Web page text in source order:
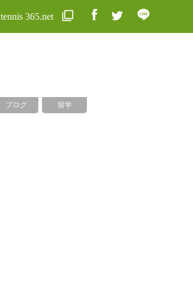
tennis 365.net
ブログ 留学